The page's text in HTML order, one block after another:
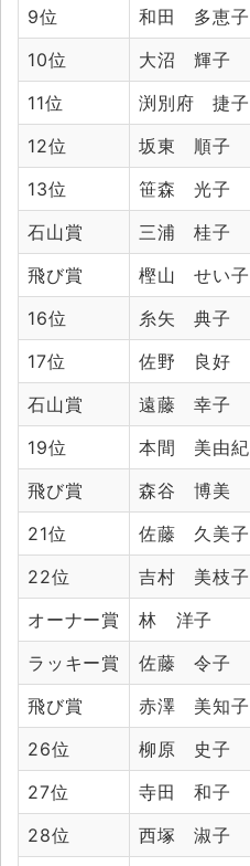
9位
和田 多恵子
10位
大沼 輝子
11位
渕別府 捷子
12位
坂東 順子
13位
笹森 光子
石山賞
三浦 桂子
飛び賞
樫山 せい子
16位
糸矢 典子
17位
佐野 良好
石山賞
遠藤 幸子
19位
本間 美由紀
飛び賞
森谷 博美
21位
佐藤 久美子
22位
吉村 美枝子
オーナー賞
林 洋子
ラッキー賞
佐藤 令子
飛び賞
赤澤 美知子
26位
柳原 史子
27位
寺田 和子
28位
西塚 淑子